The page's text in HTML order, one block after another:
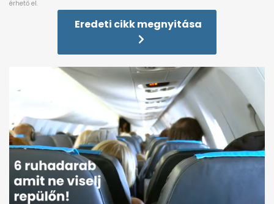
Eredeti cikk megnyitása